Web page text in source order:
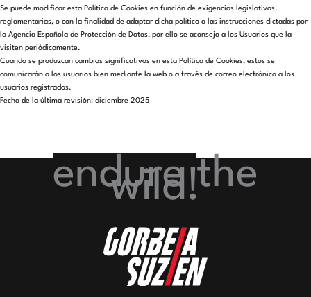
Se puede modificar esta Política de Cookies en función de exigencias legislativas,
reglamentarias, o con la finalidad de adaptar dicha política a las instrucciones dictadas por
la Agencia Española de Protección de Datos, por ello se aconseja a los Usuarios que la
visiten periódicamente.
Cuando se produzcan cambios significativos en esta Política de Cookies, estos se
comunicarán a los usuarios bien mediante la web o a través de correo electrónico a los
usuarios registrados.
Fecha de la última revisión: diciembre 2025
endurethe
wild!